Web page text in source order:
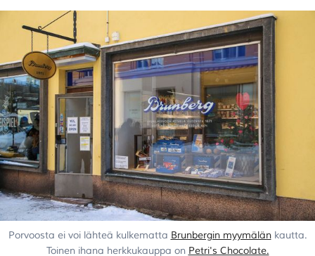
Porvoosta ei voi lähteä kulkematta Brunbergin myymälänkautta.
Toinen ihana herkkukauppa on Petri's Chocolate.